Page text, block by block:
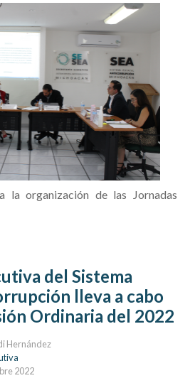
la organización de las Jornadas
del Sistema
lleva a cabo
Ordinaria del 2022
Hernández
2022